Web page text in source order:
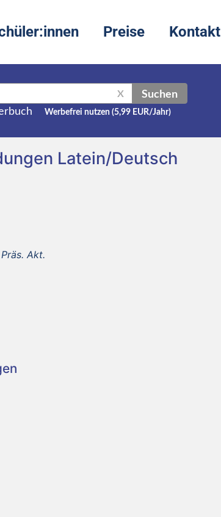
Preise Kontakt
X Suchen
Werbefrei nutzen (5,99 EUR/Jahr)
Latein/Deutsch
Akt.